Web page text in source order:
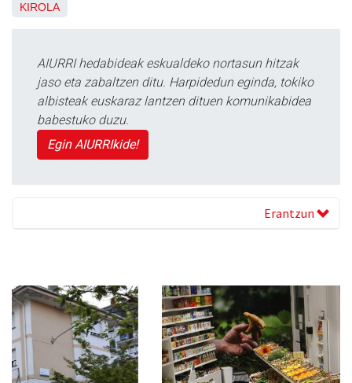
KIROLA
AIURRI hedabideak eskualdeko nortasun hitzak
jaso eta zabaltzen ditu. Harpidedun eginda, tokiko
albisteak euskaraz lantzen dituen komunikabidea
babestuko duzu.
Egin AIURRIkide!
Erantzun